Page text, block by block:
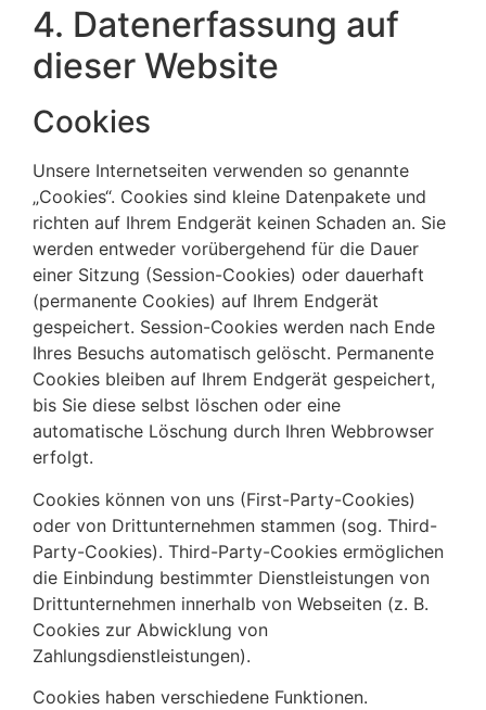
4. Datenerfassung auf
dieser Website
Cookies
Unsere Internetseiten verwenden so genannte
„Cookies“. Cookies sind kleine Datenpakete und
richten auf Ihrem Endgerät keinen Schaden an. Sie
werden entweder vorübergehend für die Dauer
einer Sitzung (Session-Cookies) oder dauerhaft
(permanente Cookies) auf Ihrem Endgerät
gespeichert. Session-Cookies werden nach Ende
Ihres Besuchs automatisch gelöscht. Permanente
Cookies bleiben auf Ihrem Endgerät gespeichert,
bis Sie diese selbst löschen oder eine
automatische Löschung durch Ihren Webbrowser
erfolgt.
Cookies können von uns (First-Party-Cookies)
oder von Drittunternehmen stammen (sog. Third-
Party-Cookies). Third-Party-Cookies ermöglichen
die Einbindung bestimmter Dienstleistungen von
Drittunternehmen innerhalb von Webseiten (z. B.
Cookies zur Abwicklung von
Zahlungsdienstleistungen).
Cookies haben verschiedene Funktionen.